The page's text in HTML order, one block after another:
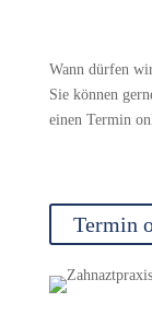
Wann dürfen
Sie können
einen Termin
Termin